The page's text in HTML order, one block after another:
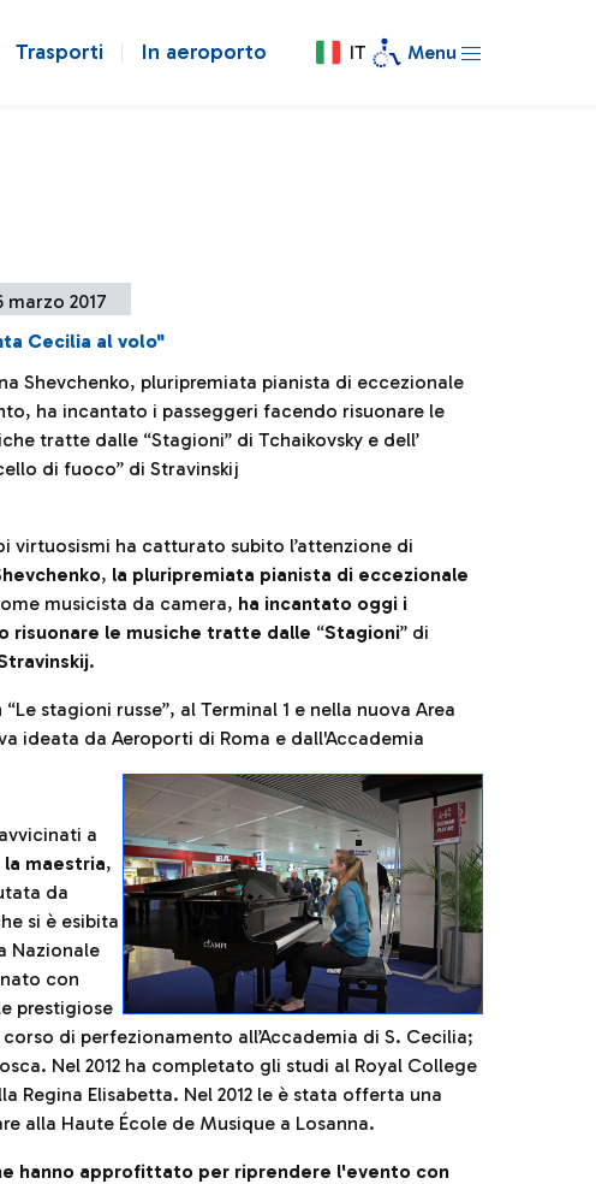
Trasporti In aeroporto IT Menu
marzo 2017
Cecilia al volo"
Shevchenko, pluripremiata pianista di eccezionale
ha incantato i passeggeri facendo risuonare le
tratte dalle “Stagioni” di Tchaikovsky e dell’
di fuoco” di Stravinskij
virtuosismi ha catturato subito l’attenzione di
, la pluripremiata pianista di eccezionale
musicista da camera, ha incantato oggi i
risuonare le musiche tratte dalle “Stagioni” di
.
stagioni russe”, al Terminal 1 e nella nuova Area
ideata da Aeroporti di Roma e dall'Accademia
a
maestria,
da
si è esibita
Nazionale
con
prestigiose
di perfezionamento all’Accademia di S. Cecilia;
Nel 2012 ha completato gli studi al Royal College
Regina Elisabetta. Nel 2012 le è stata offerta una
alla Haute École de Musique a Losanna.
hanno approfittato per riprendere l'evento con